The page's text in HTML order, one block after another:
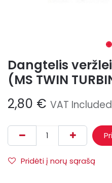
Dangtelis
(MS TWIN
2,80 € VAT Included
Pridėti į norų sąrašą